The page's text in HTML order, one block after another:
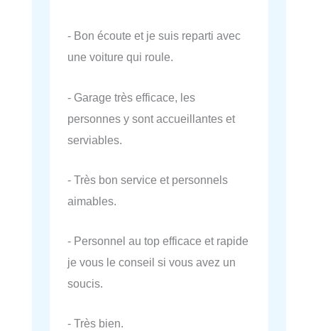
- Bon écoute et je suis reparti avec
une voiture qui roule.
- Garage très efficace, les
personnes y sont accueillantes et
serviables.
- Très bon service et personnels
aimables.
- Personnel au top efficace et rapide
je vous le conseil si vous avez un
soucis.
- Très bien.